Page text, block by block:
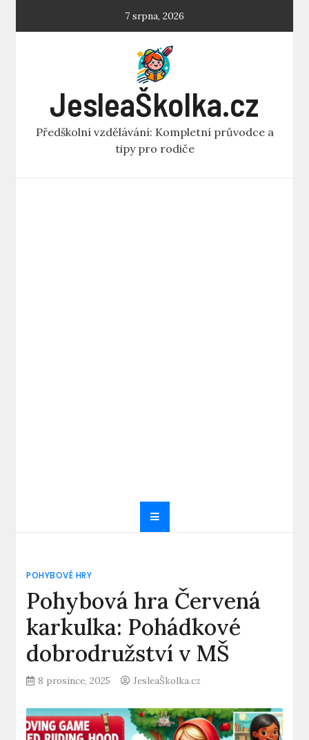
7 srpna, 2026
JesleaŠkolka.cz
Předškolní vzdělávání: Kompletní průvodce a
tipy pro rodiče
POHYBOVÉ HRY
Pohybová hra Červená
karkulka: Pohádkové
dobrodružství v MŠ
8 prosince, 2025 JesleaŠkolka.cz